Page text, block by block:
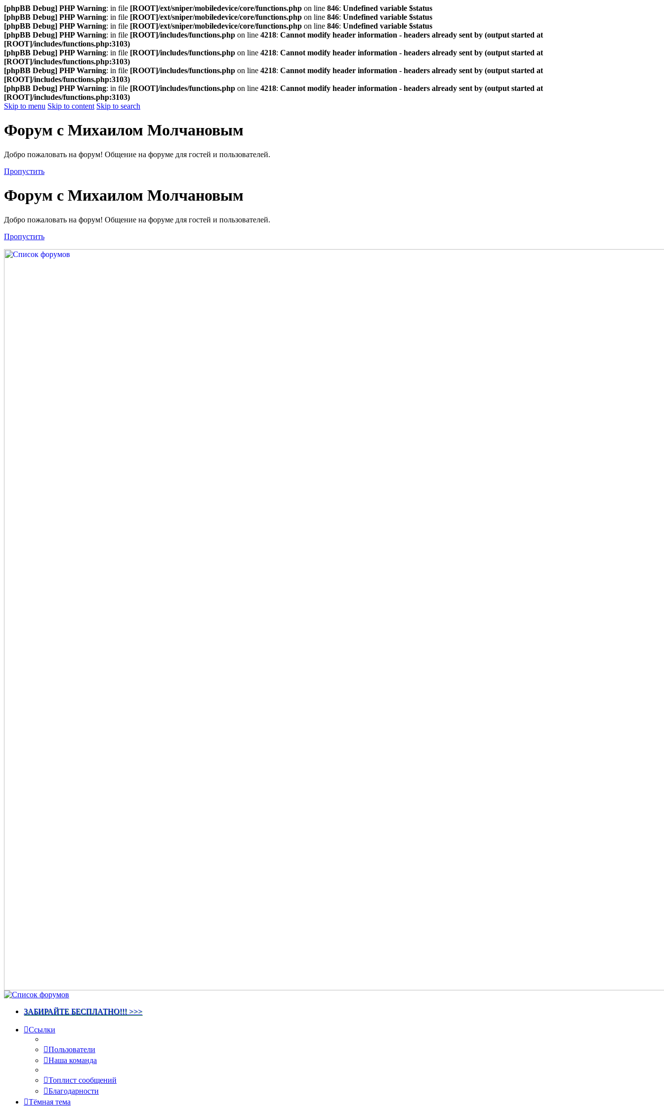
[phpBB Debug] PHP Warning: in file [ROOT]/ext/sniper/mobiledevice/core/functions.php on line 846: Undefined variable $status
[phpBB Debug] PHP Warning: in file [ROOT]/ext/sniper/mobiledevice/core/functions.php on line 846: Undefined variable $status
[phpBB Debug] PHP Warning: in file [ROOT]/ext/sniper/mobiledevice/core/functions.php on line 846: Undefined variable $status
[phpBB Debug] PHP Warning: in file [ROOT]/includes/functions.php on line 4218: Cannot modify header information - headers already sent by (output started at
[ROOT]/includes/functions.php:3103)
[phpBB Debug] PHP Warning: in file [ROOT]/includes/functions.php on line 4218: Cannot modify header information - headers already sent by (output started at
[ROOT]/includes/functions.php:3103)
[phpBB Debug] PHP Warning: in file [ROOT]/includes/functions.php on line 4218: Cannot modify header information - headers already sent by (output started at
[ROOT]/includes/functions.php:3103)
[phpBB Debug] PHP Warning: in file [ROOT]/includes/functions.php on line 4218: Cannot modify header information - headers already sent by (output started at
[ROOT]/includes/functions.php:3103)
Skip to menu Skip to content Skip to search
Форум с Михаилом Молчановым
Добро пожаловать на форум! Общение на форуме для гостей и пользователей.
Пропустить
Форум с Михаилом Молчановым
Добро пожаловать на форум! Общение на форуме для гостей и пользователей.
Пропустить
ЗАБИРАЙТЕ БЕСПЛАТНО!!! >>>
Ссылки
Пользователи
Наша команда
Топлист сообщений
Благодарности
Тёмная тема